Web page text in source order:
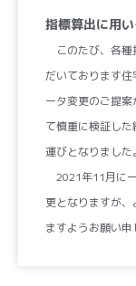
指標算出に用
このたび、各種
だいております
ータ変更のご提
て慎重に検証し
運びとなりました
2021年11月に
更となりますが
ますようお願い申